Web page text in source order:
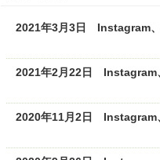
2021年3月3日 Instagram、
2021年2月22日 Instagram
2020年11月2日 Instagram